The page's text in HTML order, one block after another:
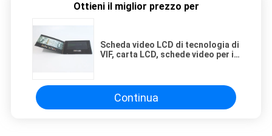
Ottieni il miglior prezzo per
Scheda video LCD di tecnologia di
VIF, carta LCD, schede video per il
Continua